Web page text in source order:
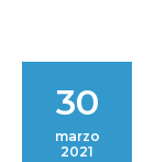
30
marzo
2021